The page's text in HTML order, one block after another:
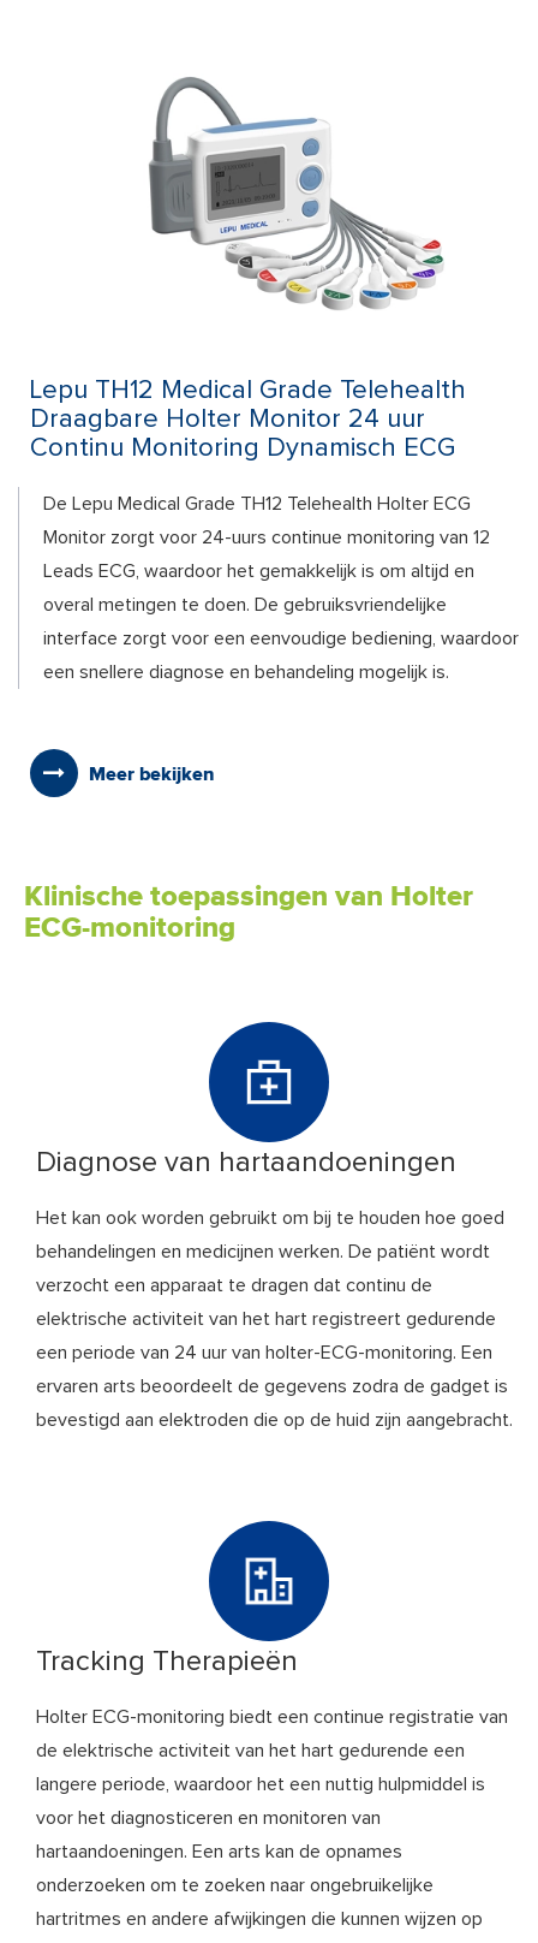
Lepu TH12 Medical Grade Telehealth
Draagbare Holter Monitor 24 uur
Continu Monitoring Dynamisch ECG
De Lepu Medical Grade TH12 Telehealth Holter ECG
Monitor zorgt voor 24-uurs continue monitoring van 12
Leads ECG, waardoor het gemakkelijk is om altijd en
overal metingen te doen. De gebruiksvriendelijke
interface zorgt voor een eenvoudige bediening, waardoor
een snellere diagnose en behandeling mogelijk is.
Meer bekijken
Klinische toepassingen van Holter
ECG-monitoring
Diagnose van hartaandoeningen
Het kan ook worden gebruikt om bij te houden hoe goed
behandelingen en medicijnen werken. De patiënt wordt
verzocht een apparaat te dragen dat continu de
elektrische activiteit van het hart registreert gedurende
een periode van 24 uur van holter-ECG-monitoring. Een
ervaren arts beoordeelt de gegevens zodra de gadget is
bevestigd aan elektroden die op de huid zijn aangebracht.
Tracking Therapieën
Holter ECG-monitoring biedt een continue registratie van
de elektrische activiteit van het hart gedurende een
langere periode, waardoor het een nuttig hulpmiddel is
voor het diagnosticeren en monitoren van
hartaandoeningen. Een arts kan de opnames
onderzoeken om te zoeken naar ongebruikelijke
hartritmes en andere afwijkingen die kunnen wijzen op